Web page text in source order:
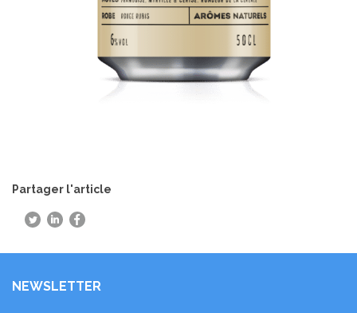
Partager l'article
NEWSLETTER